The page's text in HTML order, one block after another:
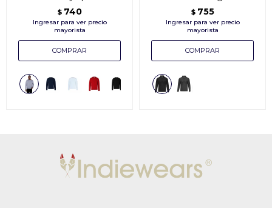
$ 740 $ 755